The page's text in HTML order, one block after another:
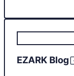
EZARK Blog